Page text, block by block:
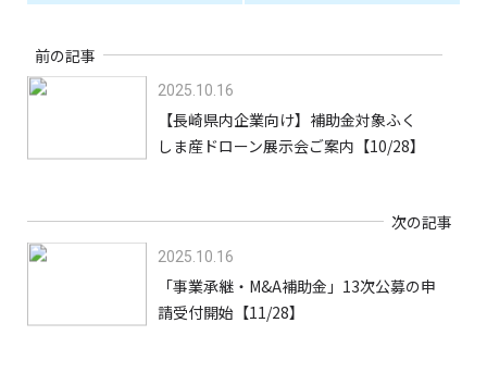
前の記事
2025.10.16
【長崎県内企業向け】補助金対象ふく
しま産ドローン展示会ご案内【10/28】
次の記事
2025.10.16
「事業承継・M&A補助金」13次公募の申
請受付開始【11/28】